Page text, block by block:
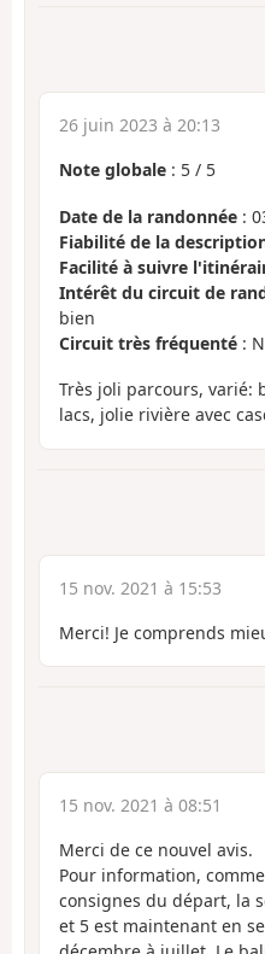
26 juin 2023 à 20:13
Note globale : 5 / 5
Date de la randonnée :
Fiabilité de la
Facilité à suivre
Intérêt du circuit de
bien
Circuit très fréquenté :
Très joli parcours, varié:
lacs, jolie rivière avec
15 nov. 2021 à 15:53
Merci! Je comprends
15 nov. 2021 à 08:51
Merci de ce nouvel avis.
Pour information,
consignes du départ, la
et 5 est maintenant en